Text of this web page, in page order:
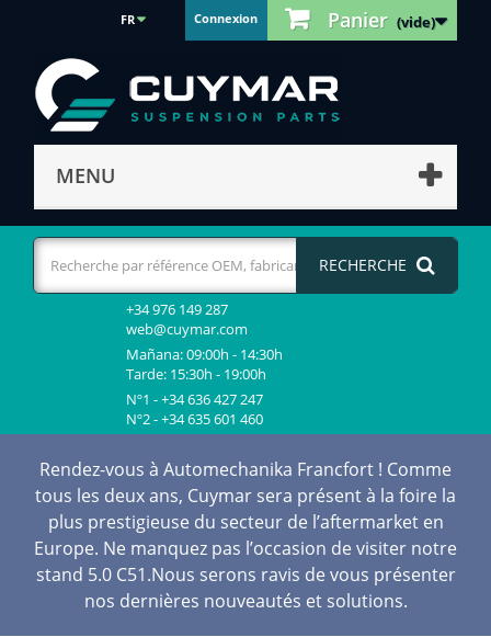
Panier (vide)
Connexion
FR
MENU
RECHERCHE
+34 976 149 287
web@cuymar.com
Mañana: 09:00h - 14:30h
Tarde: 15:30h - 19:00h
Nº1 - +34 636 427 247
Nº2 - +34 635 601 460
Rendez-vous à Automechanika Francfort ! Comme
tous les deux ans, Cuymar sera présent à la foire la
plus prestigieuse du secteur de l’aftermarket en
Europe. Ne manquez pas l’occasion de visiter notre
stand 5.0 C51.Nous serons ravis de vous présenter
nos dernières nouveautés et solutions.